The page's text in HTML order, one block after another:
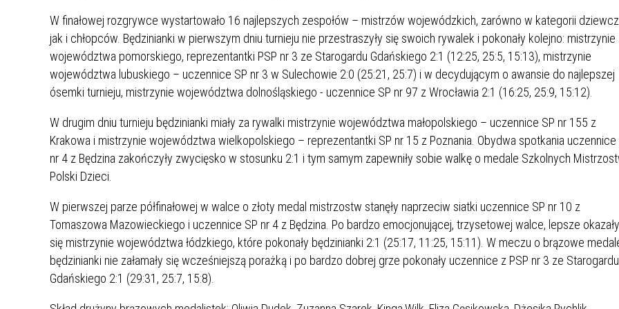
KARTA DUŻEJ RODZINY OFERTY PRACY
PROGRAM WSPARCIA
3+ GÓRĄ!"
AKTYWIZACJA SPOŁECZNO–
ZAWODOWA OSÓB
NIEPEŁNOSPRAWNYCH
PLAN OGÓLNY BĘDZIŃSKA KARTA SENIORA
PODATKI LOKALNE –
PODSTAWOWE INFORMACJE,
STAWKI I FORMULARZE
KAMPANIA EDUKACYJNO-
EKOLOGICZNA W RAMACH
PROJEKTU ZAGŁĘBIOWSKI PARK
REJESTR DANYCH
KONTAKTOWYCH (RDK)
INFORMACJE ZUS INFORMACJE MOPS BĘDZIN INFORMACJE ARIMR
INFORMACJE KRUS URZĄD SKARBOWY
INFORMACJE DOTYCZĄCE
UCZNIÓW
AWANS ZAWODOWY NAUCZYCIELI
ZAKŁADANIE PLACÓWEK
NIEPUBLICZNYCH
DOFINANSOWANIE
KSZTAŁCENIA
MŁODOCIANYCH
STYPENDIUM MIASTA BĘDZINA
PAŃSTWOWA SZKOŁA MUZYCZNA
I ST. IM. FRYDERYKA CHOPINA
ZADANIA DOFINANSOWANE
BUDŻETU PAŃSTWA
DOTACJE DLA NIEPUBLICZNYCH
SZKÓŁ I PRZEDSZKOLI W
BĘDZINIE
MIĘDZYZAKŁADOWA KASA
PRACOWNIKÓW OŚWIATY
DOFINANSOWANIE
FUNDUSZU OCHRONY
ŚRODOWISKA I GOSPODARKI
WODNEJ W KATOWICACH
POMOC ZDROWOTNA DLA
NAUCZYCIELI
„PRZYJAZNA SZKOŁA” RZĄDOWY
SZANS EDUKACYJNYCH DZIECI I
KONKURSY NA STANOWISKO
W finałowej rozgrywce wystartowało 16 najlepszych zespołów – mistrzów wojewódzkich, zarówno w kategorii
jak i chłopców. Będzinianki w pierwszym dniu turnieju nie przestraszyły się swoich rywalek i pokonały kolejno: mistrzynie
województwa pomorskiego, reprezentantki PSP nr 3 ze Starogardu Gdańskiego 2:1 (12:25, 25:5, 15:13), mistrzynie
województwa lubuskiego – uczennice SP nr 3 w Sulechowie 2:0 (25:21, 25:7) i w decydującym o awansie do najlepszej
ósemki turnieju, mistrzynie województwa dolnośląskiego - uczennice SP nr 97 z Wrocławia 2:1 (16:25, 25:9, 15:12).
W drugim dniu turnieju będzinianki miały za rywalki mistrzynie województwa małopolskiego – uczennice SP nr 155 z
Krakowa i mistrzynie województwa wielkopolskiego – reprezentantki SP nr 15 z Poznania. Obydwa spotkania uczennice
nr 4 z Będzina zakończyły zwycięsko w stosunku 2:1 i tym samym zapewniły sobie walkę o medale Szkolnych
Polski Dzieci.
W pierwszej parze półfinałowej w walce o złoty medal mistrzostw stanęły naprzeciw siatki uczennice SP nr 10 z
Tomaszowa Mazowieckiego i uczennice SP nr 4 z Będzina. Po bardzo emocjonującej, trzysetowej walce, lepsze okazały
się mistrzynie województwa łódzkiego, które pokonały będzinianki 2:1 (25:17, 11:25, 15:11). W meczu o brązowe
będzinianki nie załamały się wcześniejszą porażką i po bardzo dobrej grze pokonały uczennice z PSP nr 3 ze Starogardu
Gdańskiego 2:1 (29:31, 25:7, 15:8).